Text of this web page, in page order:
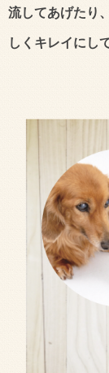
流してあげたり
しくキレイにし